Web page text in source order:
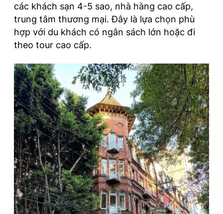
các khách sạn 4-5 sao, nhà hàng cao cấp,
trung tâm thương mại. Đây là lựa chọn phù
hợp với du khách có ngân sách lớn hoặc đi
theo tour cao cấp.